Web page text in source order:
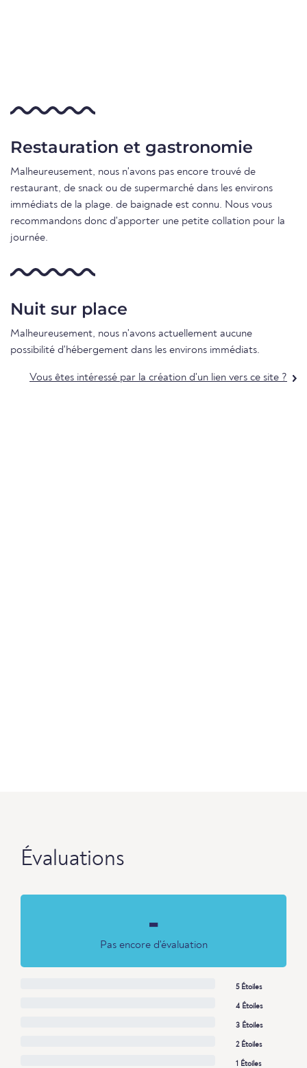
Restauration et gastronomie
Malheureusement, nous n'avons pas encore trouvé de
restaurant, de snack ou de supermarché dans les environs
immédiats de la plage. de baignade est connu. Nous vous
recommandons donc d'apporter une petite collation pour la
journée.
Nuit sur place
Malheureusement, nous n'avons actuellement aucune
possibilité d'hébergement dans les environs immédiats.
Vous êtes intéressé par la création d'un lien vers ce site ?
Évaluations
-
Pas encore d'évaluation
5 Étoiles
4 Étoiles
3 Étoiles
2 Étoiles
1 Étoiles